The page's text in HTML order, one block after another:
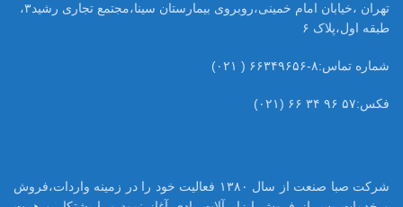
تهران ،خیابان امام خمینی،روبروی بیمارستان سینا،مجتمع تجاری رشید۳،
طبقه اول،پلاک ۶
شماره تماس:۸-۶۶۳۴۹۶۵۶ ( ۰۲۱)
فکس:۵۷ ۹۶ ۳۴ ۶۶ (۰۲۱)
شرکت صبا صنعت از سال ۱۳۸۰ فعالیت خود را در زمینه واردات،فروش